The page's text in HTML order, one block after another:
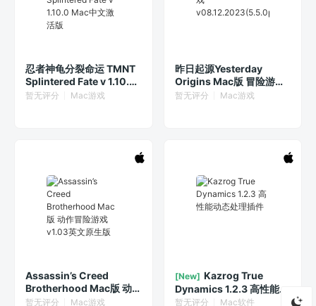
忍者神龟分裂命运 TMNT
Splintered Fate v 1.10.0
Mac中文激活版
暂无评分 Mac游戏
昨日起源Yesterday
Origins Mac版 冒险游戏
v08.12.2023(5.5.0p4)
暂无评分 Mac游戏
Assassin’s Creed
Brotherhood Mac版 动
作冒险游戏 v1.03英文原
暂无评分 Mac游戏
[New] Kazrog True
Dynamics 1.2.3 高性能动
态处理插件
暂无评分 Mac软件